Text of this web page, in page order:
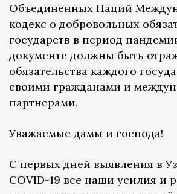
Объединенных Наций
кодекс о добровольных
государств в период
документе должны быть
обязательства каждого
своими гражданами и
партнерами.
Уважаемые дамы и господа!
С первых дней выявления в
COVID-19 все наши усилия и